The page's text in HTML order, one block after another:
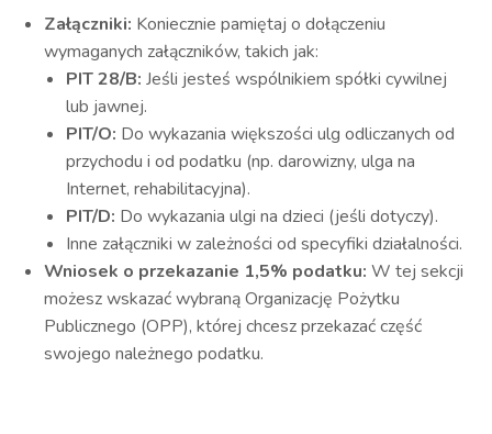
Załączniki: Koniecznie pamiętaj o dołączeniu
wymaganych załączników, takich jak:
PIT 28/B: Jeśli jesteś wspólnikiem spółki cywilnej
lub jawnej.
PIT/O: Do wykazania większości ulg odliczanych od
przychodu i od podatku (np. darowizny, ulga na
Internet, rehabilitacyjna).
PIT/D: Do wykazania ulgi na dzieci (jeśli dotyczy).
Inne załączniki w zależności od specyfiki działalności.
Wniosek o przekazanie 1,5% podatku: W tej sekcji
możesz wskazać wybraną Organizację Pożytku
Publicznego (OPP), której chcesz przekazać część
swojego należnego podatku.